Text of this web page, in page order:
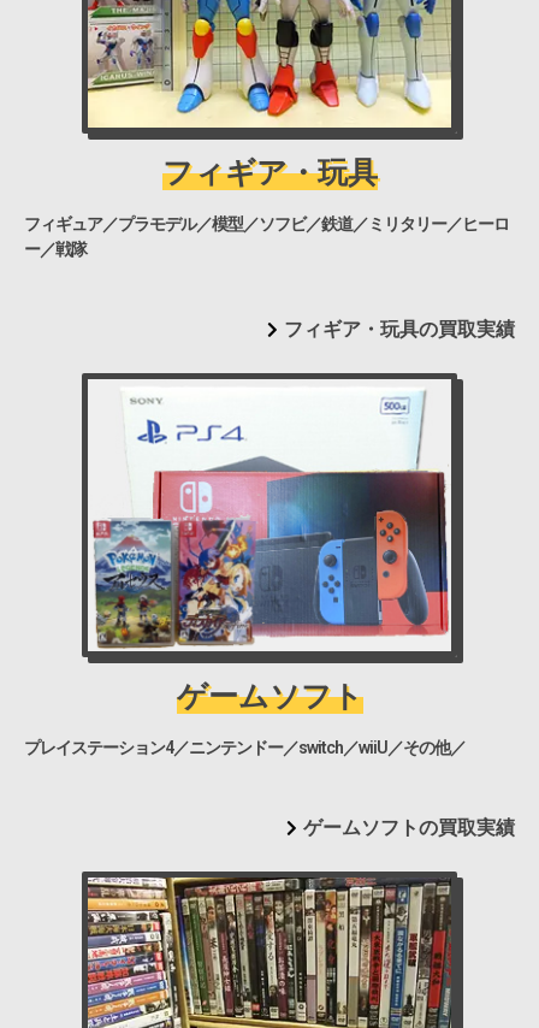
フィギア・玩具
フィギュア／プラモデル／模型／ソフビ／鉄道／ミリタリー／ヒーロ
ー／戦隊
フィギア・玩具の買取実績
ゲームソフト
プレイステーション4／ニンテンドー／switch／wiiU／その他／
ゲームソフトの買取実績